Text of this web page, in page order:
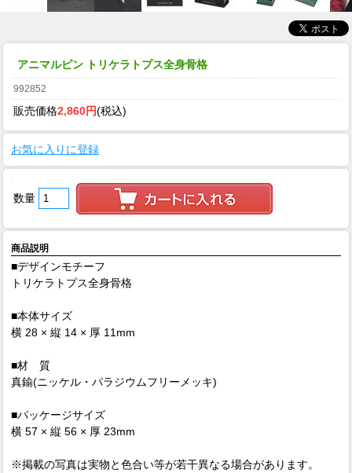
アニマルピン トリケラトプス全身骨格
992852
販売価格2,860円(税込)
お気に入りに登録
数量
商品説明
■デザインモチーフ
トリケラトプス全身骨格
■本体サイズ
横 28 × 縦 14 × 厚 11mm
■材 質
真鍮(ニッケル・パラジウムフリーメッキ)
■パッケージサイズ
横 57 × 縦 56 × 厚 23mm
※掲載の写真は実物と色合い等が若干異なる場合があります。